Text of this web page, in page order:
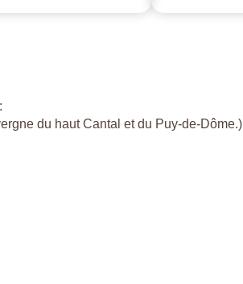
du haut Cantal et du Puy-de-Dôme.)